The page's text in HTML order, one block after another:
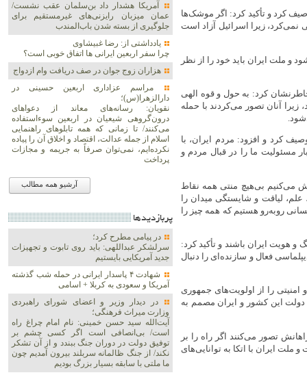
کرد و تأکید کرد: اگر موشک‌ها
زیرا اسرائیل آزاد است
ملت ایران باید خود را از نظر
کرد: به حول و قوه الهی
آنان تصور می‌کردند با حمله
کرد و افزود: مردم ایران، با
مسئولیت ما را در قبال مردم و
می‌کنیم بی‌هیچ منتی همه نقاط
علم، لیاقت و شایستگی میدان را
روبه‌رو هستیم که همه چیز را
و هویت ایران باشند و تأکید کرد:
فعال و سازنده‌ای را دنبال
را از اولویت‌های جمهوری
این کشور و ایران مصمم به
تصور می‌کنند اگر راه را بر
ایران با اتکا به توانایی‌های
آمریکا هشدار داد بن‌سلمان عقب نشست/
عمان میزبان رایزنی‌های غیرمستقیم برای
جلوگیری از بسته شدن باب‌المندب
یادداشتی از: رضا غبیشاوی
چرا سفر اربعین ایرانی ها اتفاق خوبی است؟
هزاران زوج‌ جوان در صف دریافت وام ازدواج
مراسم عزاداری اربعین حسینی در
دارالزهرا(س)؛
نقویان: رسانه‌های معاند از دعواهای
درون‌گروهی شیعیان در اربعین سوءاستفاده
می‌کنند/ تا زمانی که همه تابلوهای راهنمایی
اسلام از جمله عدالت، اقتصاد و اخلاق آن را پیاده
نکرده‌ایم، نمی‌توان صرفاً به جریمه و مجازات
پرداخت
آرشیو همه مطالب
پربازديدها
در پیامی مطرح کرد؛
سرلشکر عبداللهی: باید روی تابوت و تجهیزات
جدید آمریکایی بایستیم
شهادت ۴ پاسدار ایرانی در حمله شب گذشته
آمریکا و سعودی به کربلا + اسامی
در دیدار وزیر و اعضای شورای راهبردی
وزارت‌ میراث فرهنگی؛
آیت‌الله سید حسن خمینی: نام امام چراغ راه
است/ بی‌انصافی است‌ اگر کسی چشم بر
توفیق دولت‌ در دوران جنگ ببندد و از آن تشکر
نکند/ از جنگ ظالمانه سربلند بیرون آمدیم چون
ما ملتی با سابقه بسیار بزرگ بودیم